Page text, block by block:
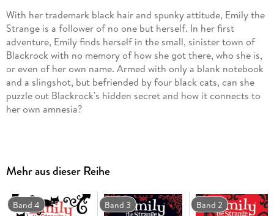
With her trademark black hair and spunky attitude, Emily the
Strange is a follower of no one but herself. In her first
adventure, Emily finds herself in the small, sinister town of
Blackrock with no memory of how she got there, who she is,
or even of her own name. Armed with only a blank notebook
and a slingshot, but befriended by four black cats, can she
puzzle out Blackrock's hidden secret and how it connects to
her own amnesia?
strength lies in being yourself. Told in Emily's inimitable first-
person narrative, this quirky and irresistible tale is part
mystery, part adventure, and wholly strange.
Mehr aus dieser Reihe
Band 4 Band 3 Band 2